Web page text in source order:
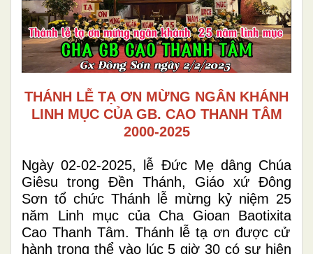
THÁNH LỄ TẠ ƠN MỪNG NGÂN KHÁNH
LINH MỤC CỦA GB. CAO THANH TÂM
2000-2025
Ngày 02-02-2025, lễ Đức Mẹ dâng Chúa
Giêsu trong Đền Thánh, Giáo xứ Đông
Sơn tổ chức Thánh lễ mừng kỷ niệm 25
năm Linh mục của Cha Gioan Baotixita
Cao Thanh Tâm. Thánh lễ tạ ơn được cử
hành trọng thể vào lúc 5 giờ 30có sự hiện